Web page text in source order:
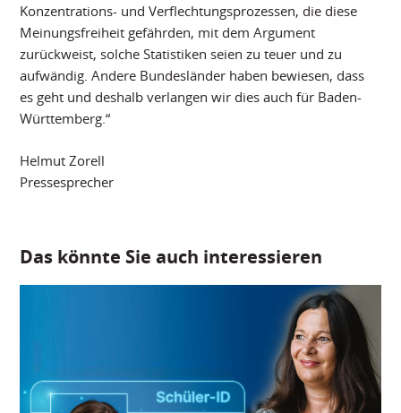
Konzentrations- und Verflechtungsprozessen, die diese
Meinungsfreiheit gefährden, mit dem Argument
zurückweist, solche Statistiken seien zu teuer und zu
aufwändig. Andere Bundesländer haben bewiesen, dass
es geht und deshalb verlangen wir dies auch für Baden-
Württemberg.“
Helmut Zorell
Pressesprecher
Das könnte Sie auch interessieren